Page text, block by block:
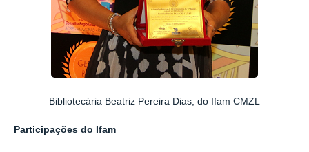
Bibliotecária Beatriz Pereira Dias, do Ifam CMZL
Participações do Ifam